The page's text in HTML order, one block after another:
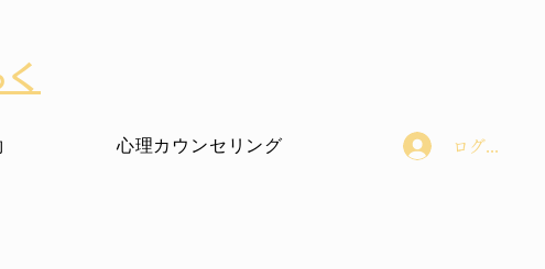
心理カウンセリング ログイン